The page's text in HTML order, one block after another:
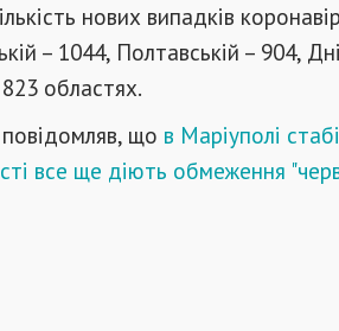
нових випадків
– 1044, Полтавській – 904,
823 областях.
що в Маріуполі
все ще діють обмеження